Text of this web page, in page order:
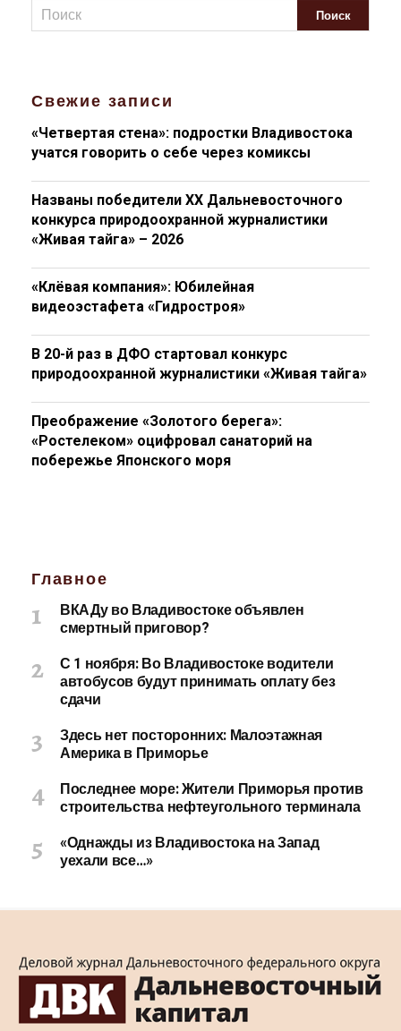
Свежие записи
«Четвертая стена»: подростки Владивостока
учатся говорить о себе через комиксы
Названы победители XX Дальневосточного
конкурса природоохранной журналистики
«Живая тайга» – 2026
«Клёвая компания»: Юбилейная
видеоэстафета «Гидростроя»
В 20-й раз в ДФО стартовал конкурс
природоохранной журналистики «Живая тайга»
Преображение «Золотого берега»:
«Ростелеком» оцифровал санаторий на
побережье Японского моря
Главное
ВКАДу во Владивостоке объявлен
смертный приговор?
С 1 ноября: Во Владивостоке водители
автобусов будут принимать оплату без
сдачи
Здесь нет посторонних: Малоэтажная
Америка в Приморье
Последнее море: Жители Приморья против
строительства нефтеугольного терминала
«Однажды из Владивостока на Запад
уехали все…»